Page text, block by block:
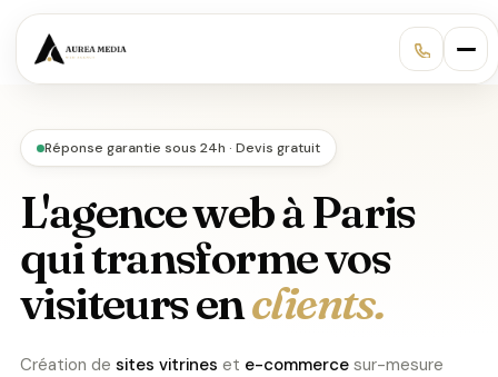
Réponse garantie sous 24h · Devis gratuit
L'agence web à Paris
qui transforme vos
visiteurs enclients.
Création de sites vitrines et e-commerce sur-mesure